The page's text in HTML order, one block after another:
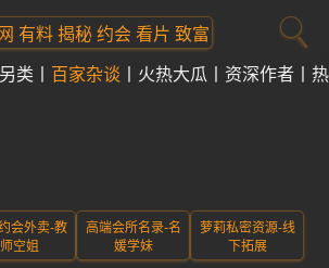
有料 揭秘 约会 看片 致富
类 百家杂谈 火热大瓜 资深作者
会外卖-教
师空姐
高端会所名录-名
媛学妹
萝莉私密资源-线
下拓展